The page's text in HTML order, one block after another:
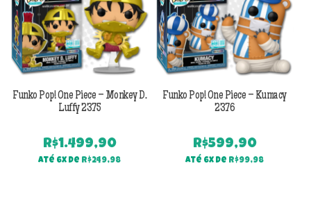
Funko Pop! One Piece – Monkey D.
Luffy 2375
R$1.499,90
Até 6x de R$249,98
Funko Pop! One Piece – Kumacy
2376
R$599,90
Até 6x de R$99,98